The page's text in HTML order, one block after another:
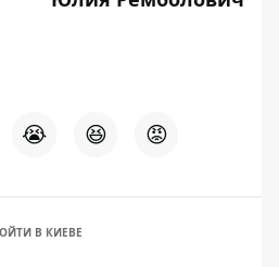
😭 😆 😡
В КИЕВЕ